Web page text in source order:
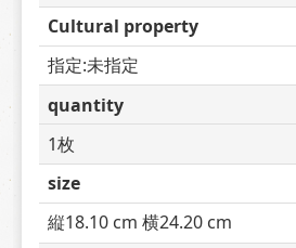
Cultural property
指定:未指定
quantity
1枚
size
縦18.10 cm 横24.20 cm